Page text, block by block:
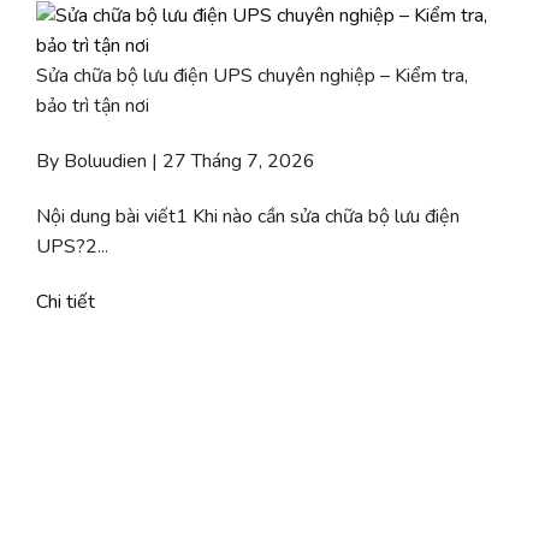
Sửa chữa bộ lưu điện UPS chuyên nghiệp – Kiểm tra,
bảo trì tận nơi
By Boluudien | 27 Tháng 7, 2026
Nội dung bài viết1 Khi nào cần sửa chữa bộ lưu điện
UPS?2...
Chi tiết